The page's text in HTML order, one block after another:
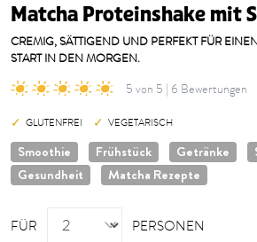
Matcha Proteinshake mit
CREMIG, SÄTTIGEND UND PERFEKT FÜR
START IN DEN MORGEN.
5 von 5 | 6 Bewertungen
GLUTENFREI VEGETARISCH
Smoothie Frühstück Getränke
Gesundheit
Matcha Rezepte
FÜR
PERSONEN
PERSONEN